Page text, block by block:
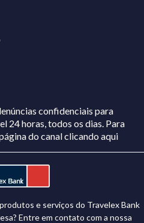
confidenciais para
24 horas, todos os dias. Para
do canalclicando aqui
e serviços do Travelex Bank
Entre em contato com a nossa